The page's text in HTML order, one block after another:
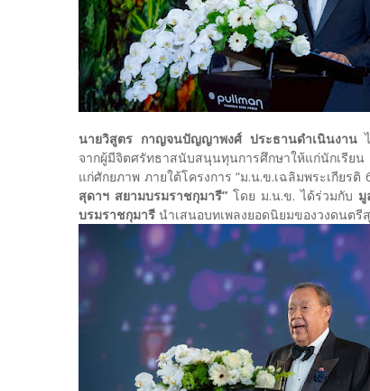
นายวิสูตร กาญจนปัญญาพงศ์ ประธานดําเนินงาน
จากผู้มีจิตศรัทธาสนับสนุนทุนการศึกษาให้แก่นักเรี
แก่ศักยภาพ ภายใต้โครงการ “ม.น.ข.เฉลิมพระเกียรติ
สุดาฯ สยามบรมราชกุมารี” โดย ม.น.ข. ได้ร่วมกับ
บรมราชกุมารี นําเสนอบทเพลงยอดนิยมของวงดนต